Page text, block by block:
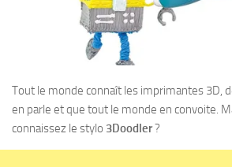
Tout le monde connaît les imprimantes 3D,
en parle et que tout le monde en convoite.
connaissez le stylo 3Doodler?